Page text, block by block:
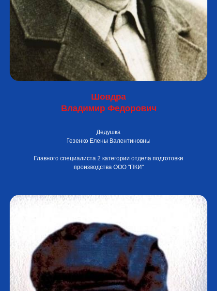
Шовдра
Владимир Федорович
Дедушка
Гезенко Елены Валентиновны
Главного специалиста 2 категории отдела подготовки
производства ООО "ПКИ"